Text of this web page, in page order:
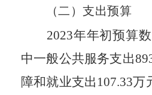
（二）支出预算
2023年年初预算数
中一般公共服务支出
障和就业支出 107.33万